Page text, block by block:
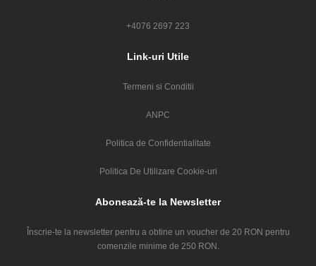
+4076 2697 223
Link-uri Utile
Termeni si Conditii
ANPC
Politica de Confidentialitate
Politica De Utilizare Cookie-uri
Abonează-te la Newsletter
Înscrie-te la newsletter pentru a obtine un voucher de 20 RON pentru
comenzile minime de 250 RON.